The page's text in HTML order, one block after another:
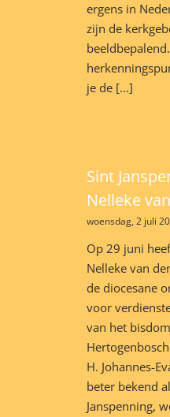
ergens in
zijn de
je de [...]
Sint
Nelleke
woensdag, 2 juli
Op 29 juni
Nelleke van
de diocesane
voor
van het bisdom
H. Johannes-
beter bekend
Janspenning,